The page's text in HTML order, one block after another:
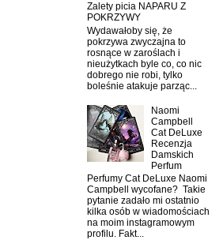
Zalety picia NAPARU Z
POKRZYWY
Wydawałoby się, że
pokrzywa zwyczajna to
rosnące w zaroślach i
nieużytkach byle co, co nic
dobrego nie robi, tylko
boleśnie atakuje parząc...
Naomi
Campbell
Cat DeLuxe
Recenzja
Damskich
Perfum
Perfumy Cat DeLuxe Naomi
Campbell wycofane? Takie
pytanie zadało mi ostatnio
kilka osób w wiadomościach
na moim instagramowym
profilu. Fakt...